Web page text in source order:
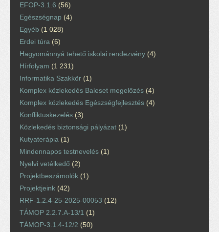
EFOP-3.1.6 (56)
Egészségnap (4)
Egyéb (1 028)
Erdei túra (6)
Hagyománnyá tehető iskolai rendezvény (4)
Hírfolyam (1 231)
Informatika Szakkör (1)
Komplex közlekedés Baleset megelőzés (4)
Komplex közlekedés Egészségfejlesztés (4)
Konfliktuskezelés (3)
Közlekedés biztonsági pályázat (1)
Kutyaterápia (1)
Mindennapos testnevelés (1)
Nyelvi vetélkedő (2)
Projektbeszámolók (1)
Projektjeink (42)
RRF-1.2.4-25-2025-00053 (12)
TÁMOP 2.2.7.A-13/1 (1)
TÁMOP-3.1.4-12/2 (50)